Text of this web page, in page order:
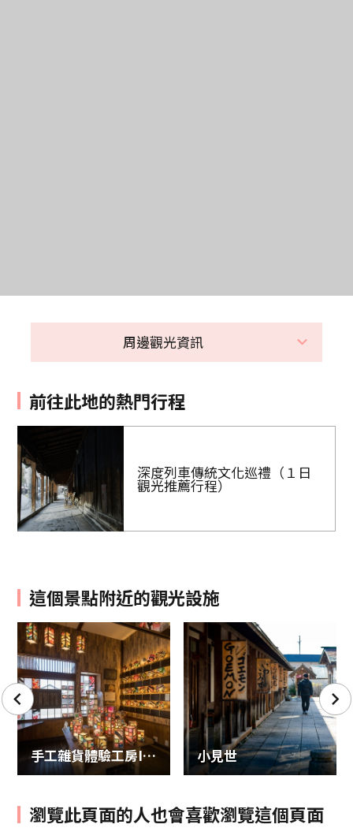
周邊觀光資訊
前往此地的熱門行程
深度列車傳統文化巡禮（１日
觀光推薦行程）
這個景點附近的觀光設施
手工雜貨體驗工房IRODORI 小見世
瀏覽此頁面的人也會喜歡瀏覽這個頁面